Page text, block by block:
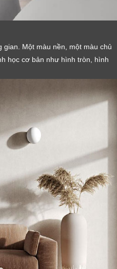
Một màu nền, một màu chủ
học cơ bản như hình tròn, hình